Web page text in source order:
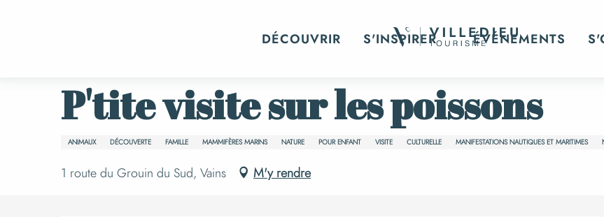
DÉCOUVRIR S'INSPIRER ÉVÉNEMENTS
P'tite visite sur les poissons
ANIMAUX DÉCOUVERTE FAMILLE MAMMIFÈRES MARINS NATURE POUR ENFANT VISITE CULTURELLE MANIFESTATIONS NAUTIQUES ET MARITIMES
1 route du Grouin du Sud, Vains M'y rendre